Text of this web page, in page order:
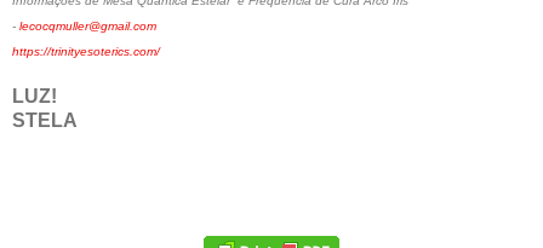
- lecocqmuller@gmail.com
https://trinityesoterics.com/
LUZ!
STELA